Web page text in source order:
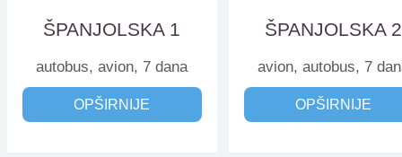
ŠPANJOLSKA 1
autobus, avion, 7 dana
OPŠIRNIJE
ŠPANJOLSKA 2
avion, autobus, 7
OPŠIRNIJE